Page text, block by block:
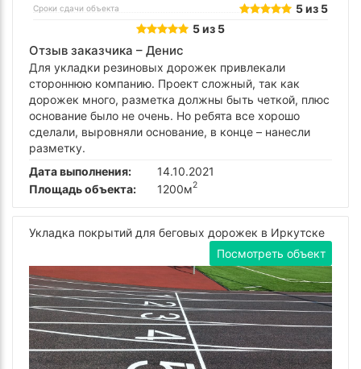
Сроки сдачи объекта
5 из 5
5 из 5
Отзыв заказчика – Денис
Для укладки резиновых дорожек привлекали
стороннюю компанию. Проект сложный, так как
дорожек много, разметка должны быть четкой, плюс
основание было не очень. Но ребята все хорошо
сделали, выровняли основание, в конце – нанесли
разметку.
Дата выполнения:
14.10.2021
Площадь объекта:
1200м2
Укладка покрытий для беговых дорожек в Иркутске
Посмотреть объект